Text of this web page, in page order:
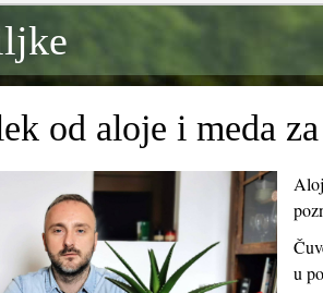
od aloje i meda
u